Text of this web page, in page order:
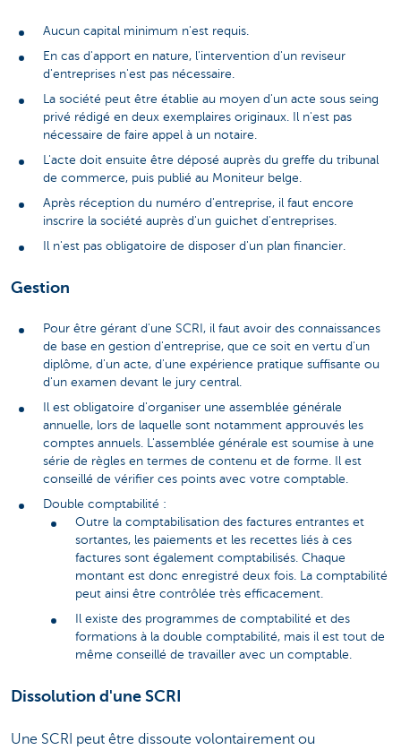
Aucun capital minimum n'est requis.
En cas d'apport en nature, l'intervention d'un reviseur
d'entreprises n'est pas nécessaire.
La société peut être établie au moyen d'un acte sous seing
privé rédigé en deux exemplaires originaux. Il n'est pas
nécessaire de faire appel à un notaire.
L'acte doit ensuite être déposé auprès du greffe du tribunal
de commerce, puis publié au Moniteur belge.
Après réception du numéro d'entreprise, il faut encore
inscrire la société auprès d'un guichet d'entreprises.
Il n'est pas obligatoire de disposer d'un plan financier.
Gestion
Pour être gérant d'une SCRI, il faut avoir des connaissances
de base en gestion d'entreprise, que ce soit en vertu d'un
diplôme, d'un acte, d'une expérience pratique suffisante ou
d'un examen devant le jury central.
Il est obligatoire d'organiser une assemblée générale
annuelle, lors de laquelle sont notamment approuvés les
comptes annuels. L'assemblée générale est soumise à une
série de règles en termes de contenu et de forme. Il est
conseillé de vérifier ces points avec votre comptable.
Double comptabilité :
Outre la comptabilisation des factures entrantes et
sortantes, les paiements et les recettes liés à ces
factures sont également comptabilisés. Chaque
montant est donc enregistré deux fois. La comptabilité
peut ainsi être contrôlée très efficacement.
Il existe des programmes de comptabilité et des
formations à la double comptabilité, mais il est tout de
même conseillé de travailler avec un comptable.
Dissolution d'une SCRI
Une SCRI peut être dissoute volontairement ou